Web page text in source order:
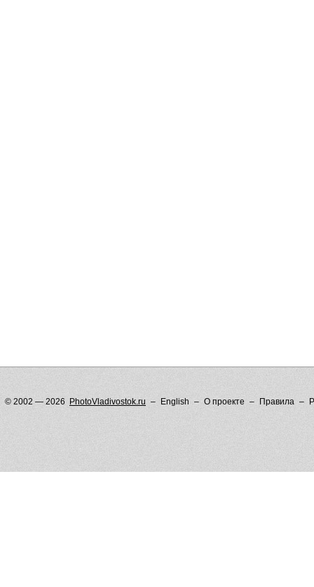
© 2002 — 2026 PhotoVladivostok.ru English О проекте Правила